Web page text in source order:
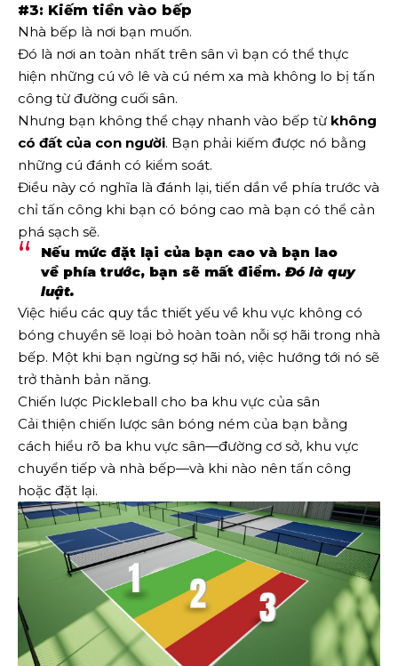
#3: Kiếm tiền vào bếp
Nhà bếp là nơi bạn muốn.
Đó là nơi an toàn nhất trên sân vì bạn có thể thực
hiện những cú vô lê và cú ném xa mà không lo bị tấn
công từ đường cuối sân.
Nhưng bạn không thể chạy nhanh vào bếp từ không
có đất của con người. Bạn phải kiếm được nó bằng
những cú đánh có kiểm soát.
Điều này có nghĩa là đánh lại, tiến dần về phía trước và
chỉ tấn công khi bạn có bóng cao mà bạn có thể cản
phá sạch sẽ.
Nếu mức đặt lại của bạn cao và bạn lao
về phía trước, bạn sẽ mất điểm. Đó là quy
luật.
Việc hiểu các quy tắc thiết yếu về khu vực không có
bóng chuyền sẽ loại bỏ hoàn toàn nỗi sợ hãi trong nhà
bếp. Một khi bạn ngừng sợ hãi nó, việc hướng tới nó sẽ
trở thành bản năng.
Chiến lược Pickleball cho ba khu vực của sân
Cải thiện chiến lược sân bóng ném của bạn bằng
cách hiểu rõ ba khu vực sân—đường cơ sở, khu vực
chuyển tiếp và nhà bếp—và khi nào nên tấn công
hoặc đặt lại.